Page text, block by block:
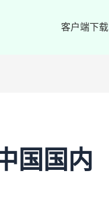
客户端下载
国国内